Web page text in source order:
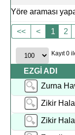
Yöre araması
<< < 1 2
Kayıt 0
EZGİ ADI
Zurna
Zikir
Zikir